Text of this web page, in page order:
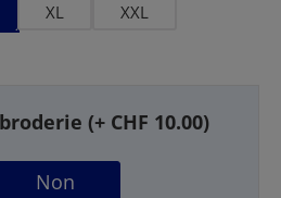
XL
XXL
(+ CHF 10.00)
Non